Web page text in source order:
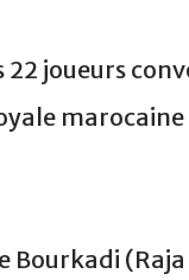
22 joueurs
Bourkadi